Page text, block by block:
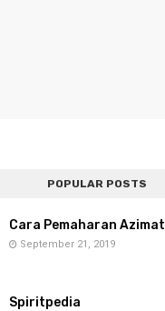
POPULAR POSTS
Cara Pemaharan Azimat
September 21, 2019
Spiritpedia